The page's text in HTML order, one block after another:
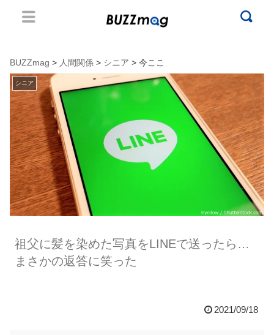
BUZZmag > 人間関係 > シニア > 今ここ
シニア
祖父に髪を染めた写真をLINEで送ったら…
まさかの返答に笑った
2021/09/18